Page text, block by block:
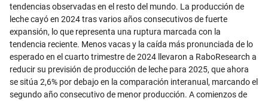
tendencias observadas en el resto del mundo. La producción de
leche cayó en 2024 tras varios años consecutivos de fuerte
expansión, lo que representa una ruptura marcada con la
tendencia reciente. Menos vacas y la caída más pronunciada de lo
esperado en el cuarto trimestre de 2024 llevaron a RaboResearch a
reducir su previsión de producción de leche para 2025, que ahora
se sitúa 2,6% por debajo en la comparación interanual, marcando el
segundo año consecutivo de menor producción. A comienzos de